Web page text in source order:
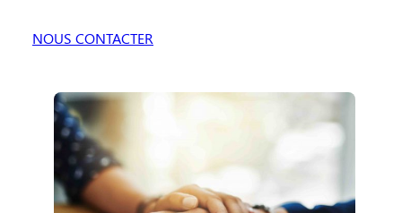
NOUS CONTACTER